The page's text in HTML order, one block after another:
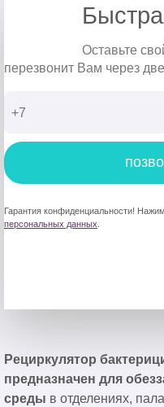
Оставьте
перезвонит Вам через
Гарантия конфиденциальности!
персональных данных
Рециркулятор
предназначен для
среды в отделениях,